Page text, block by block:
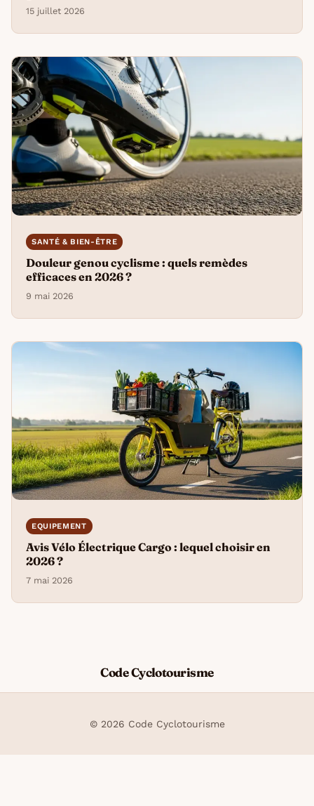
15 juillet 2026
SANTÉ & BIEN-ÊTRE
Douleur genou cyclisme : quels remèdes
efficaces en 2026 ?
9 mai 2026
EQUIPEMENT
Avis Vélo Électrique Cargo : lequel choisir en
2026 ?
7 mai 2026
Code Cyclotourisme
© 2026 Code Cyclotourisme